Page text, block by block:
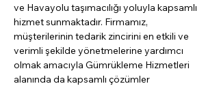
ve Havayolu taşımacılığı yoluyla kapsamlı
hizmet sunmaktadır. Firmamız,
müşterilerinin tedarik zincirini en etkili ve
verimli şekilde yönetmelerine yardımcı
olmak amacıyla Gümrükleme Hizmetleri
alanında da kapsamlı çözümler